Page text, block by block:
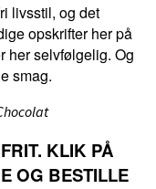
livsstil, og det
opskrifter her på
her selvfølgelig. Og
smag.
KLIK PÅ
OG BESTILLE